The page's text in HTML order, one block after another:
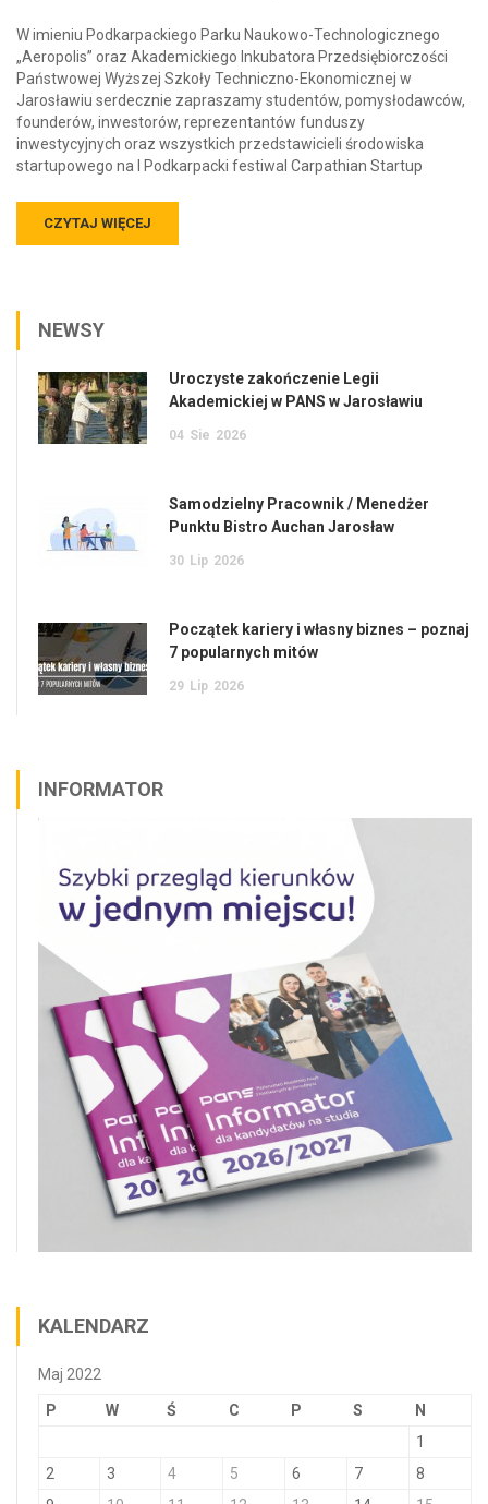
W imieniu Podkarpackiego Parku Naukowo-Technologicznego
„Aeropolis” oraz Akademickiego Inkubatora Przedsiębiorczości
Państwowej Wyższej Szkoły Techniczno-Ekonomicznej w
Jarosławiu serdecznie zapraszamy studentów, pomysłodawców,
founderów, inwestorów, reprezentantów funduszy
inwestycyjnych oraz wszystkich przedstawicieli środowiska
startupowego na I Podkarpacki festiwal Carpathian Startup
CZYTAJ WIĘCEJ
NEWSY
Uroczyste zakończenie Legii
Akademickiej w PANS w Jarosławiu
04 Sie 2026
Samodzielny Pracownik / Menedżer
Punktu Bistro Auchan Jarosław
30 Lip 2026
Początek kariery i własny biznes – poznaj
7 popularnych mitów
29 Lip 2026
INFORMATOR
KALENDARZ
Maj 2022
P W Ś C P S
N
1
2
3 4 5 6 7
8